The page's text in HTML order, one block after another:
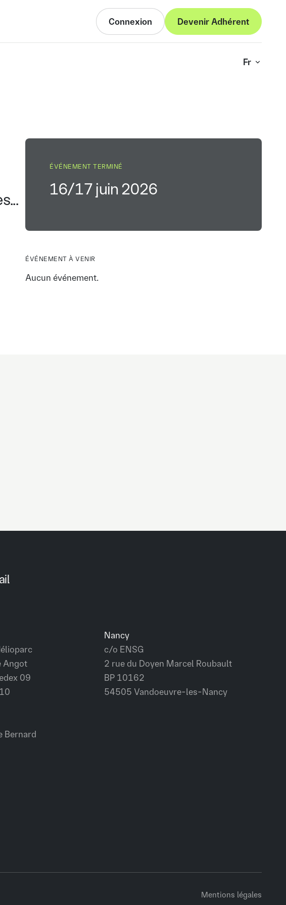
Connexion
Connexion
Devenir Adhérent
Devenir Adhérent
Fr
ÉVÉNEMENT TERMINÉ
16/17 juin 2026
ÉVÉNEMENT À VENIR
Aucun événement.
Angot
09
Nancy
c/o ENSG
2 rue du Doyen Marcel Roubault
BP 10162
54505 Vandoeuvre-les-Nancy
Bernard
Mentions légales